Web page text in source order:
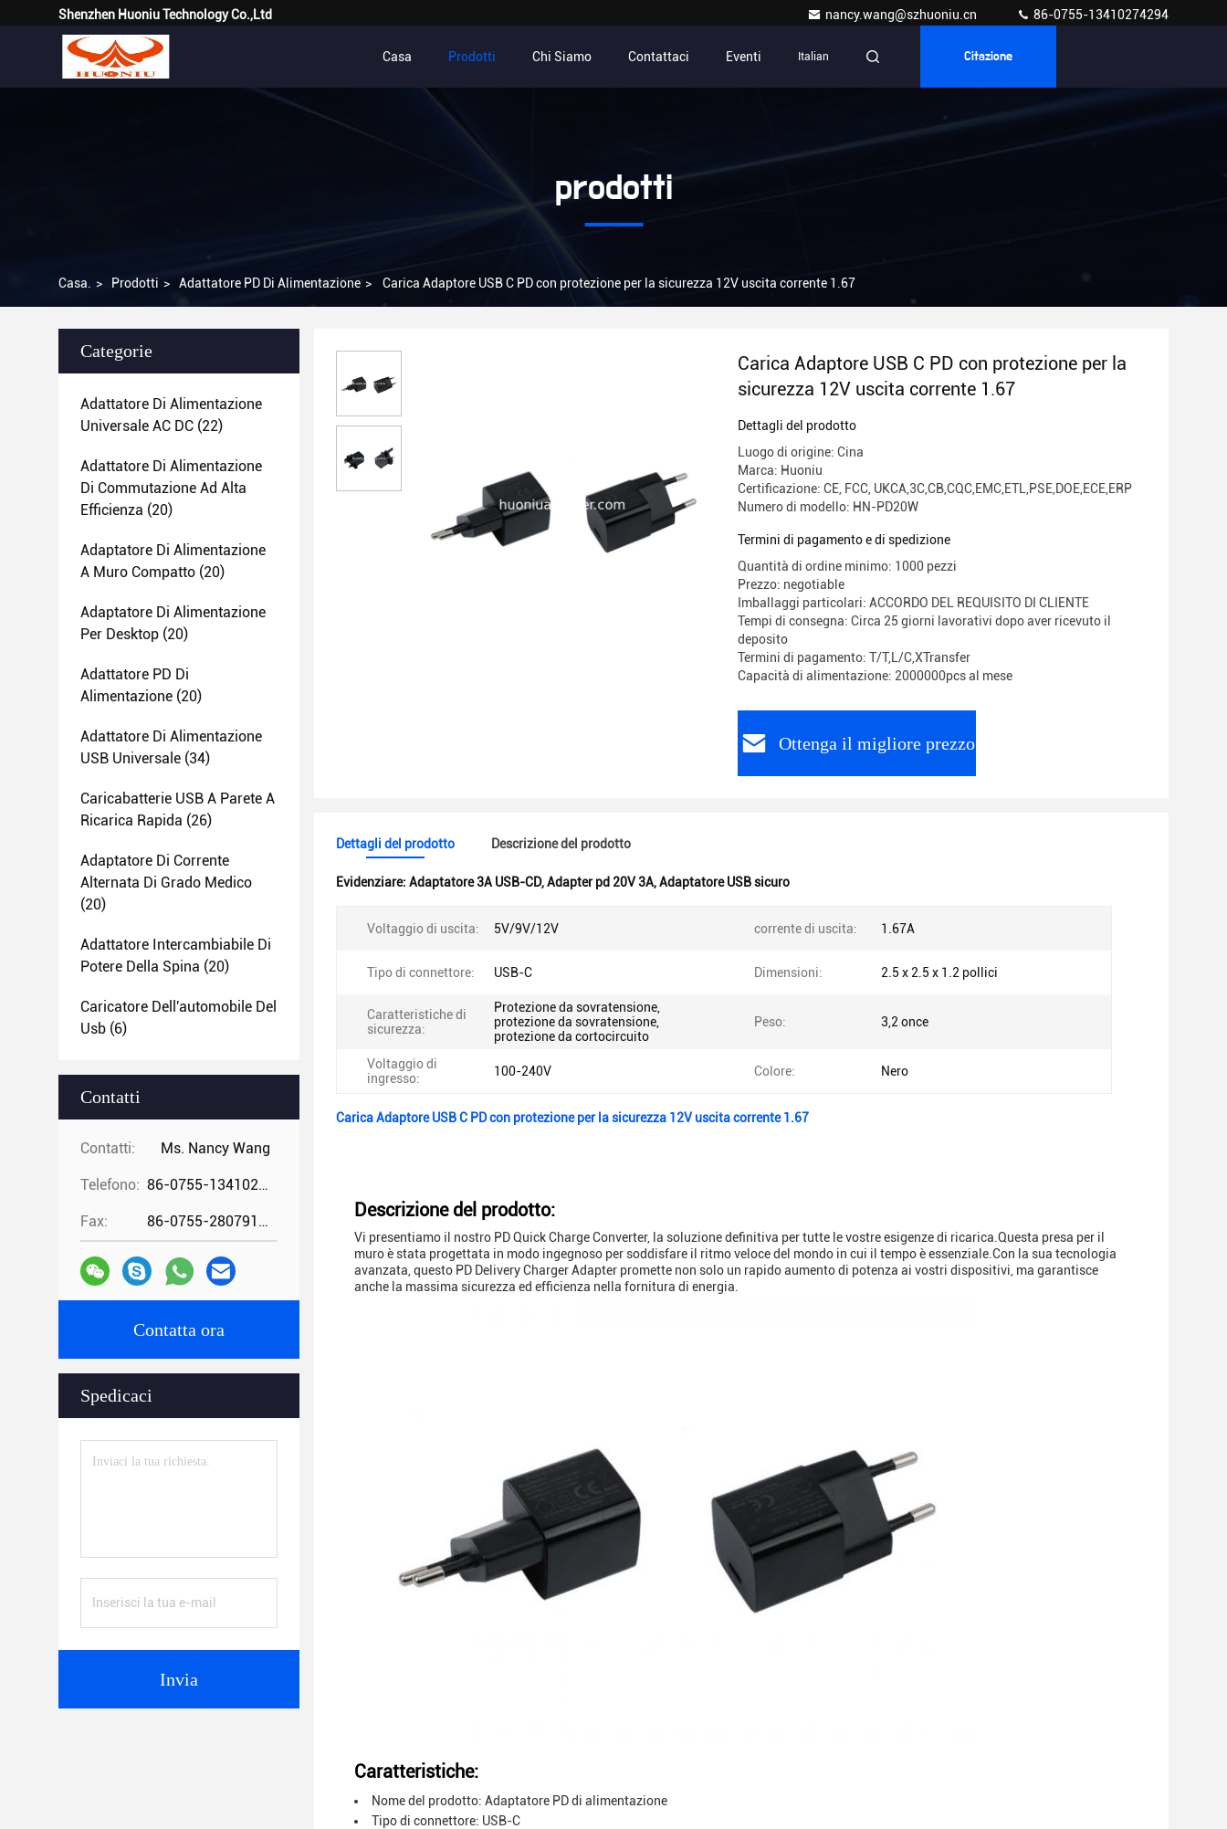
Shenzhen Huoniu Technology Co.,Ltd nancy.wang@szhuoniu.cn 86-0755-13410274294
Casa Prodotti Chi Siamo Contattaci Eventi Italian Citazione
prodotti
Casa. > Prodotti > Adattatore PD Di Alimentazione > Carica Adaptore USB C PD con protezione per la sicurezza 12V uscita corrente 1.67
Categorie
Adattatore Di Alimentazione
Universale AC DC (22)
Adattatore Di Alimentazione
Di Commutazione Ad Alta
Efficienza (20)
Adaptatore Di Alimentazione
A Muro Compatto (20)
Adaptatore Di Alimentazione
Per Desktop (20)
Adattatore PD Di
Alimentazione (20)
Adattatore Di Alimentazione
USB Universale (34)
Caricabatterie USB A Parete A
Ricarica Rapida (26)
Adaptatore Di Corrente
Alternata Di Grado Medico
(20)
Adattatore Intercambiabile Di
Potere Della Spina (20)
Caricatore Dell'automobile Del
Usb (6)
Contatti
Contatti: Ms. Nancy Wang
Telefono: 86-0755-13410274294
Fax: 86-0755-28079166
Contatta ora
Spedicaci
Invia
Carica Adaptore USB C PD con protezione per la
sicurezza 12V uscita corrente 1.67
Dettagli del prodotto
Luogo di origine: Cina
Marca: Huoniu
Certificazione: CE, FCC, UKCA,3C,CB,CQC,EMC,ETL,PSE,DOE,ECE,ERP
Numero di modello: HN-PD20W
Termini di pagamento e di spedizione
Quantità di ordine minimo: 1000 pezzi
Prezzo: negotiable
Imballaggi particolari: ACCORDO DEL REQUISITO DI CLIENTE
Tempi di consegna: Circa 25 giorni lavorativi dopo aver ricevuto il
deposito
Termini di pagamento: T/T,L/C,XTransfer
Capacità di alimentazione: 2000000pcs al mese
Ottenga il migliore prezzo
Dettagli del prodotto Descrizione del prodotto
Evidenziare: Adaptatore 3A USB-CD,Adapter pd 20V 3A,Adaptatore USB sicuro
Voltaggio di uscita: 5V/9V/12V corrente di uscita: 1.67A
Tipo di connettore: USB-C Dimensioni: 2.5 x 2.5 x 1.2 pollici
Caratteristiche di
sicurezza:
Protezione da sovratensione,
protezione da sovratensione,
protezione da cortocircuito
Peso: 3,2 once
Voltaggio di
ingresso:
100-240V Colore: Nero
Carica Adaptore USB C PD con protezione per la sicurezza 12V uscita corrente 1.67
Descrizione del prodotto:
Vi presentiamo il nostro PD Quick Charge Converter, la soluzione definitiva per tutte le vostre esigenze di ricarica.Questa presa per il
muro è stata progettata in modo ingegnoso per soddisfare il ritmo veloce del mondo in cui il tempo è essenziale.Con la sua tecnologia
avanzata, questo PD Delivery Charger Adapter promette non solo un rapido aumento di potenza ai vostri dispositivi, ma garantisce
anche la massima sicurezza ed efficienza nella fornitura di energia.
Caratteristiche:
Nome del prodotto: Adaptatore PD di alimentazione
Tipo di connettore: USB-C